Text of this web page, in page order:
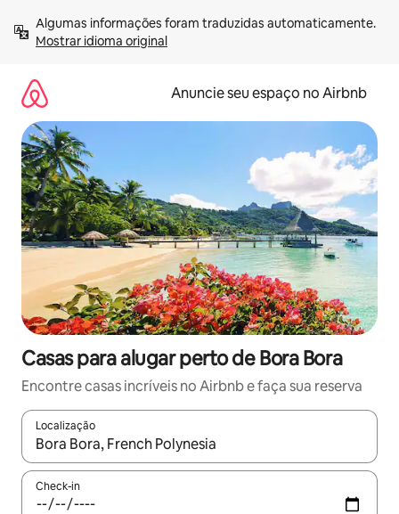
para
Mostrar idioma original
Anuncie seu espaço no Airbnb
Casas para alugar perto de Bora Bora
Encontre casas incríveis no Airbnb e faça sua reserva
Localização
Quando os resultados estiverem disponíveis, explore-os
Check-in